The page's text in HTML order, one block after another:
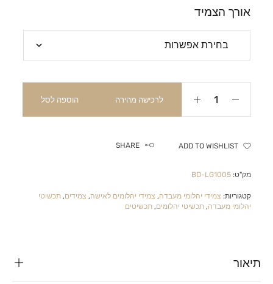
אורך הצמיד
לרכישה מהירה הוספה לסל
ADD TO WISHLIST
SHARE
מק"ט:BD-LG1005
קטגוריות: צמידי יהלומי מעבדה, צמידי יהלומים לאישה, צמידים,תכשיטי
יהלומי מעבדה,תכשיטי יהלומים,תכשיטים
תיאור